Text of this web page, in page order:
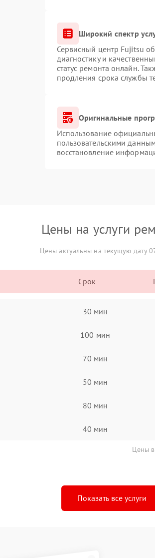
Широкий спектр
Сервисный центр Fujitsu
диагностику и
статус ремонта онлайн.
продления срока службы
Оригинальные
Использование
пользовательскими
восстановление
Цены на услуги
Цены актуальны на текущую дату
Срок
30 мин
100 мин
70 мин
50 мин
80 мин
40 мин
Цены в
Показать все услуги